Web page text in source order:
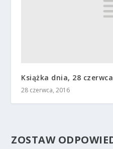
Książka dnia, 28
28 czerwca, 2016
ZOSTAW